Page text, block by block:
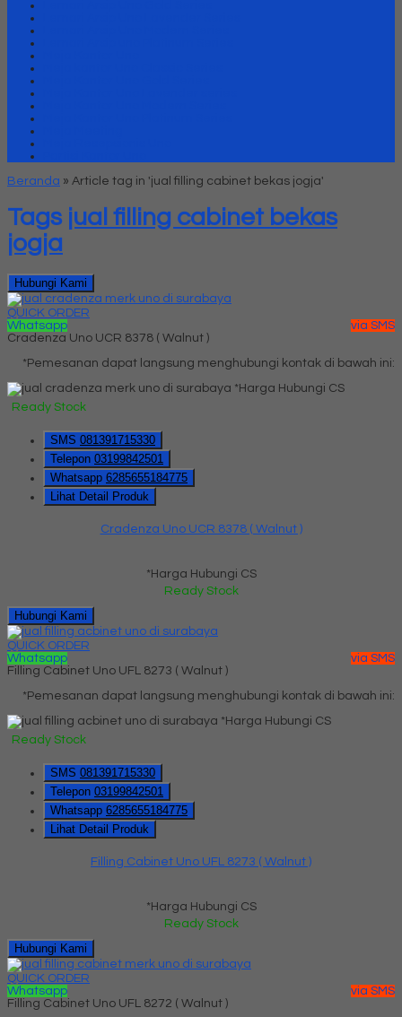
Beranda » Article tag in 'jual filling cabinet bekas jogja'
Tags jual filling cabinet bekas
jogja
Hubungi Kami
QUICK ORDER
Whatsapp
via SMS
Cradenza Uno UCR 8378 ( Walnut )
*Pemesanan dapat langsung menghubungi kontak di bawah ini:
*Harga Hubungi CS
Ready Stock
SMS 081391715330
Telepon 03199842501
Whatsapp 6285655184775
Lihat Detail Produk
Cradenza Uno UCR 8378 ( Walnut )
*Harga Hubungi CS
Ready Stock
Hubungi Kami
QUICK ORDER
Whatsapp
via SMS
Filling Cabinet Uno UFL 8273 ( Walnut )
*Pemesanan dapat langsung menghubungi kontak di bawah ini:
*Harga Hubungi CS
Ready Stock
SMS 081391715330
Telepon 03199842501
Whatsapp 6285655184775
Lihat Detail Produk
Filling Cabinet Uno UFL 8273 ( Walnut )
*Harga Hubungi CS
Ready Stock
Hubungi Kami
QUICK ORDER
Whatsapp
via SMS
Filling Cabinet Uno UFL 8272 ( Walnut )